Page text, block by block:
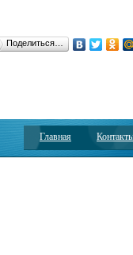
Поделиться…
Главная